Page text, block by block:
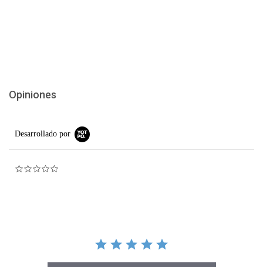
Opiniones
Desarrollado por